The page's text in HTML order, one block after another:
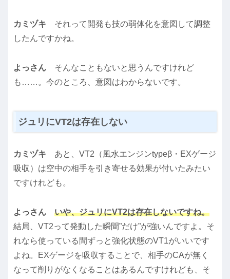
カミヅキ それって開発も技の弱体化を意図して調整
したんですかね。
よっさん そんなこともないと思うんですけれど
も……。今のところ、意図はわからないです。
ジュリにVT2は存在しない
カミヅキ あと、VT2（風水エンジンtypeβ・EXゲージ
吸収）は空中の相手を引き寄せる効果が付いたみたい
ですけれども。
よっさん
いや、ジュリにVT2は存在しないですね。
結局、VT2って発動した瞬間”だけ”が強いんですよ。そ
れなら使っている間ずっと強化状態のVT1がいいです
よね。EXゲージを吸収することで、相手のCAが無く
なって削りがなくなることはあるんですけれども、そ